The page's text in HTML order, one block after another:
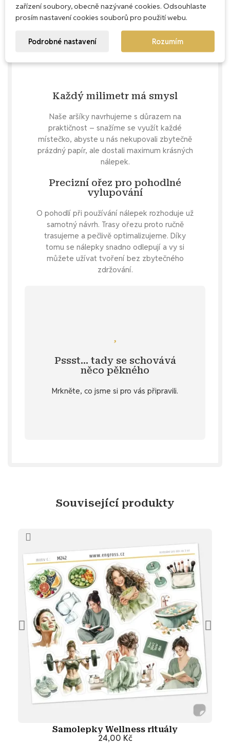
Každý milimetr má smysl
Naše aršíky navrhujeme s důrazem na
praktičnost – snažíme se využít každé
místečko, abyste u nás nekupovali zbytečně
prázdný papír, ale dostali maximum krásných
nálepek.
Precizní ořez pro pohodlné
vylupování
O pohodlí při používání nálepek rozhoduje už
samotný návrh. Trasy ořezu proto ručně
trasujeme a pečlivě optimalizujeme. Díky
tomu se nálepky snadno odlepují a vy si
můžete užívat tvoření bez zbytečného
zdržování.
Pssst… tady se schovává
něco pěkného
Mrkněte, co jsme si pro vás připravili.
Specifikace. 💌 Nebo hledáte další
inspiraci na samolepky s postavou ženy
Mii?
Související produkty
Samolepky Wellness rituály
24,00 Kč
Přidat do košíku
zařízení soubory, obecně nazývané cookies. Odsouhlaste
prosím nastavení cookies souborů pro použití webu.
Podrobné nastavení Rozumím